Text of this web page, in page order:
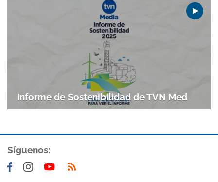
Informe de Sostenibilidad de TVN Med
Síguenos: